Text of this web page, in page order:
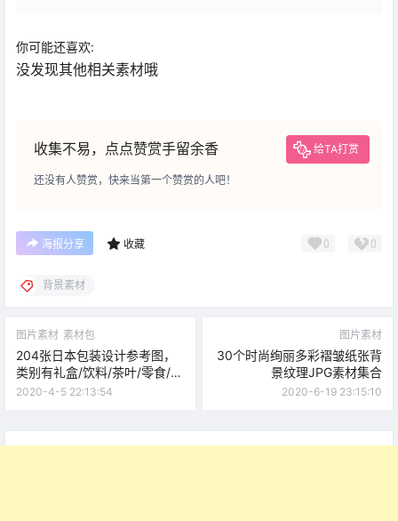
你可能还喜欢:
没发现其他相关素材哦
收集不易，点点赞赏手留余香 给TA打赏
还没有人赞赏，快来当第一个赞赏的人吧！
海报分享 收藏 0 0
背景素材
图片素材 素材包
204张日本包装设计参考图，
类别有礼盒/饮料/茶叶/零食/糖
果/化妆品
2020-4-5 22:13:54
图片素材
30个时尚绚丽多彩褶皱纸张背
景纹理JPG素材集合
2020-6-19 23:15:10